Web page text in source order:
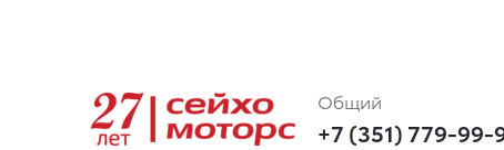
Общий
+7 (351) 779-99-